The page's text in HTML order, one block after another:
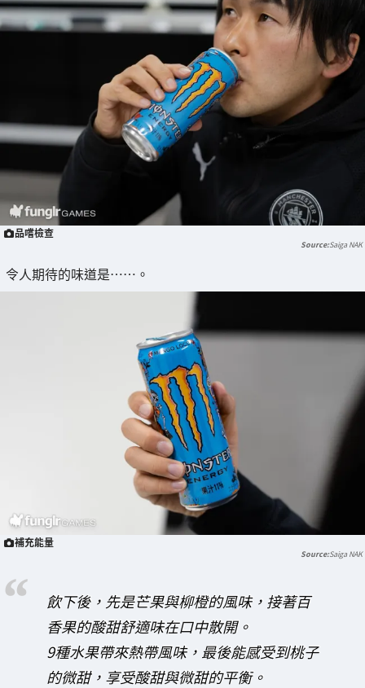
品嚐檢查
Saiga NAK
令人期待的味道是……。
補充能量
Saiga NAK
飲下後，先是芒果與柳橙的風味，接著百
香果的酸甜舒適味在口中散開。
9種水果帶來熱帶風味，最後能感受到桃子
的微甜，享受酸甜與微甜的平衡。